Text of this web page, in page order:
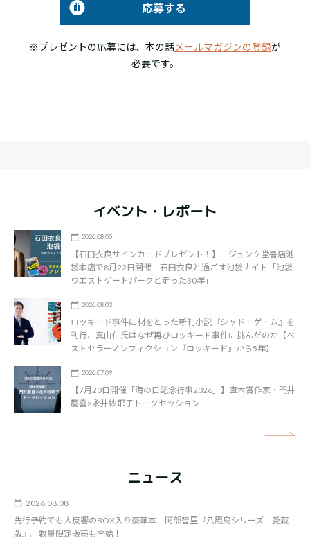
応募する
※プレゼントの応募には、本の話メールマガジンの登録が
必要です。
イベント・レポート
2026.08.05
【石田衣良サインカードプレゼント！】 ジュンク堂書店池
袋本店で8月22日開催 石田衣良と過ごす池袋ナイト「池袋
ウエストゲートパークと走った30年」
2026.08.03
ロッキード事件に材をとった新刊小説『シャドーゲーム』を
刊行、真山仁氏はなぜ再びロッキード事件に挑んだのか【ベ
ストセラーノンフィクション『ロッキード』から5年】
2026.07.09
【7月20日開催「海の日記念行事2026」】直木賞作家・門井
慶喜×永井紗耶子トークセッション
ニュース
2026.08.08
先行予約でも大反響のBOX入り豪華本 阿部智里『八咫烏シリーズ 愛蔵
版』。数量限定販売も開始！